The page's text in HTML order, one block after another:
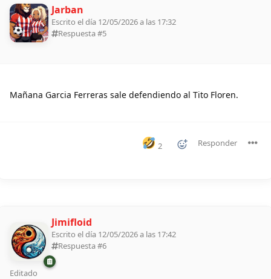
Jarban
Escrito el día 12/05/2026 a las 17:32
Respuesta #5
Mañana Garcia Ferreras sale defendiendo al Tito Floren.
2 Responder
Jimifloid
Escrito el día 12/05/2026 a las 17:42
Respuesta #6
Editado